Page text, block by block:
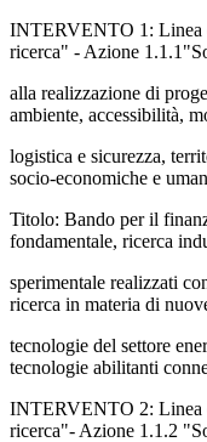
INTERVENTO 1: Linea
ricerca" - Azione
alla realizzazione di
ambiente, accessibilità,
logistica e sicurezza,
socio-economiche e
Titolo: Bando per il
fondamentale, ricerca
sperimentale realizzati
ricerca in materia di
tecnologie del settore
tecnologie abilitanti
INTERVENTO 2: Linea
ricerca"- Azione 1.1.2